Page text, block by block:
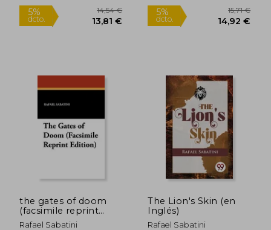
5%
dcto. dcto.
the gates of doom
(facsimile reprint
edition) (en Inglés)
Rafael Sabatini
The Lion's Skin (en
Inglés)
Rafael Sabatini